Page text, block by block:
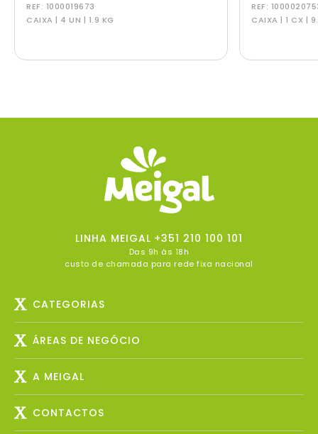
REF: 1000019673
CAIXA | 4 UN | 1.9 KG
REF:
CAIXA | 1 CX |
LINHA MEIGAL +351 210 100 101
Das 9h às 18h
custo de chamada para rede fixa nacional
CATEGORIAS
ÁREAS DE NEGÓCIO
A MEIGAL
CONTACTOS